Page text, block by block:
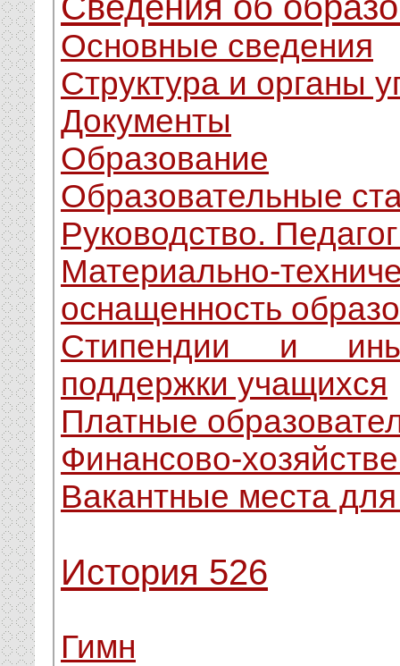
Основные сведения
Структура и органы
Документы
Образование
Образовательные
Руководство.
Материально-
оснащенность
Стипендии и
поддержки учащихся
Платные
Финансово-
Вакантные места
История 526
Гимн